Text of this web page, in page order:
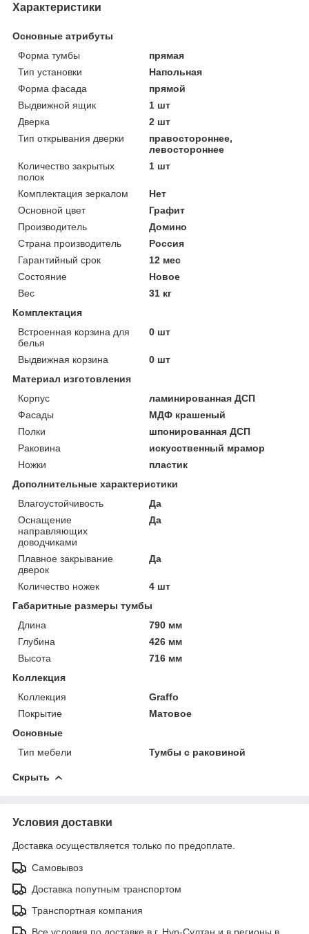
Характеристики
Основные атрибуты
Форма тумбы
прямая
Тип установки
Напольная
Форма фасада
прямой
Выдвижной ящик
1 шт
Дверка
2 шт
Тип открывания дверки
правостороннее,
левостороннее
Количество закрытых
полок
1 шт
Комплектация зеркалом
Нет
Основной цвет
Графит
Производитель
Домино
Страна производитель
Россия
Гарантийный срок
12 мес
Состояние
Новое
Вес
31 кг
Комплектация
Встроенная корзина для
белья
0 шт
Выдвижная корзина
0 шт
Материал изготовления
Корпус
ламинированная ДСП
Фасады
МДФ крашеный
Полки
шпонированная ДСП
Раковина
искусственный мрамор
Ножки
пластик
Дополнительные характеристики
Влагоустойчивость
Да
Оснащение
направляющих
доводчиками
Да
Плавное закрывание
дверок
Да
Количество ножек
4 шт
Габаритные размеры тумбы
Длина
790 мм
Глубина
426 мм
Высота
716 мм
Коллекция
Коллекция
Graffo
Покрытие
Матовое
Основные
Тип мебели
Тумбы с раковиной
Скрыть
Условия доставки
Доставка осуществляется только по предоплате.
Самовывоз
Доставка попутным транспортом
Транспортная компания
Все условия по доставке в г. Нур-Султан и в регионы в